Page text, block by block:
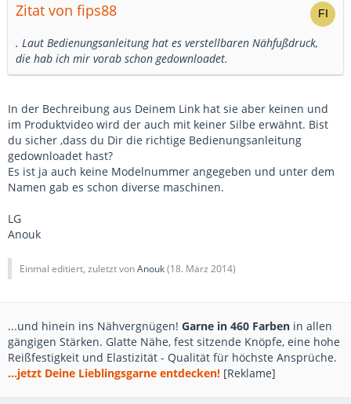
Zitat von fips88
. Laut Bedienungsanleitung hat es verstellbaren Nähfußdruck,
die hab ich mir vorab schon gedownloadet.
In der Bechreibung aus Deinem Link hat sie aber keinen und
im Produktvideo wird der auch mit keiner Silbe erwähnt. Bist
du sicher ,dass du Dir die richtige Bedienungsanleitung
gedownloadet hast?
Es ist ja auch keine Modelnummer angegeben und unter dem
Namen gab es schon diverse maschinen.
LG
Anouk
Einmal editiert, zuletzt vonAnouk(18. März 2014)
...und hinein ins Nähvergnügen! Garne in 460 Farben in allen
gängigen Stärken. Glatte Nähe, fest sitzende Knöpfe, eine hohe
Reißfestigkeit und Elastizität - Qualität für höchste Ansprüche.
...jetzt Deine Lieblingsgarne entdecken! [Reklame]